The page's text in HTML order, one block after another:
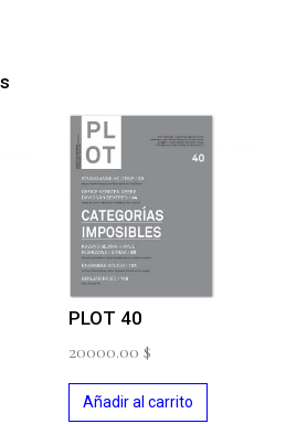
PLOT 40
20000.00 $
Añadir al carrito